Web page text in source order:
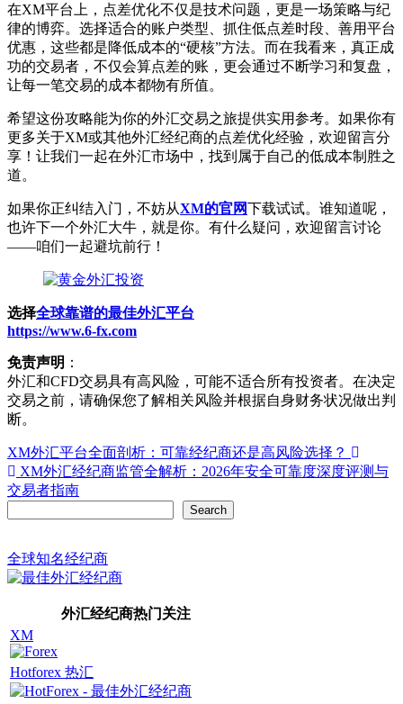
在XM平台上，点差优化不仅是技术问题，更是一场策略与纪
律的博弈。选择适合的账户类型、抓住低点差时段、善用平台
优惠，这些都是降低成本的“硬核”方法。而在我看来，真正成
功的交易者，不仅会算点差的账，更会通过不断学习和复盘，
让每一笔交易的成本都物有所值。
希望这份攻略能为你的外汇交易之旅提供实用参考。如果你有
更多关于XM或其他外汇经纪商的点差优化经验，欢迎留言分
享！让我们一起在外汇市场中，找到属于自己的低成本制胜之
道。
如果你正纠结入门，不妨从XM的官网下载试试。谁知道呢，
也许下一个外汇大牛，就是你。有什么疑问，欢迎留言讨论
——咱们一起避坑前行！
选择全球靠谱的最佳外汇平台
https://www.6-fx.com
免责声明 ：
外汇和CFD交易具有高风险，可能不适合所有投资者。在决定
交易之前，请确保您了解相关风险并根据自身财务状况做出判
断。
Post
navigation
XM外汇平台全面剖析：可靠经纪商还是高风险选择？
XM外汇经纪商监管全解析：2026年安全可靠度深度评测与
交易者指南
Search
全球知名经纪商
外汇经纪商热门关注
XM
Hotforex 热汇